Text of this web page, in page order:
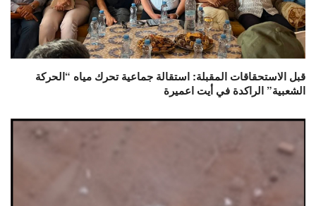
قبل الاستحقاقات المقبلة: استقالة جماعية تحرك مياه “الحركة
الشعبية” الراكدة في أيت اعميرة